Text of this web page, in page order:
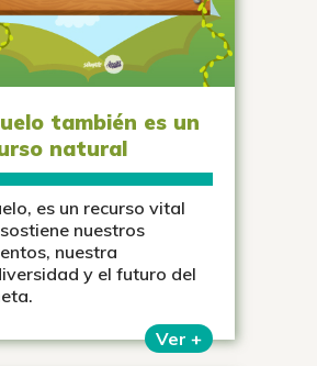
también es un
natural
es un recurso vital
nuestros
nuestra
y el futuro del
Ver +